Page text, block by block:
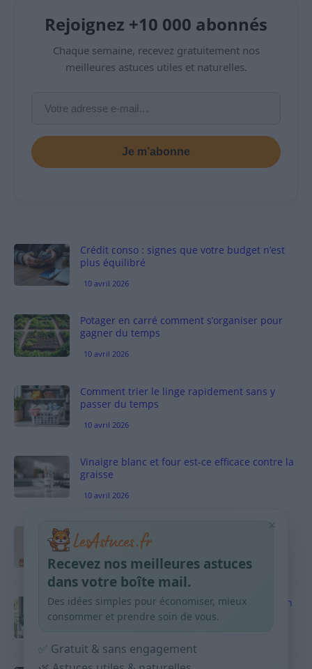
Rejoignez +10 000 abonnés
Chaque semaine, recevez gratuitement nos
meilleures astuces utiles et naturelles.
Je m’abonne
Crédit conso : signes que votre budget n’est
plus équilibré
10 avril 2026
Potager en carré comment s’organiser pour
gagner du temps
10 avril 2026
Comment trier le linge rapidement sans y
passer du temps
10 avril 2026
Vinaigre blanc et four est-ce efficace contre la
graisse
10 avril 2026
Taches pigmentaires : routine simple +
habitudes qui aident
9 avril 2026
Produits ménagers : comment économiser en
courses sans acheter 10 sprays
×
Recevez nos meilleures astuces
dans votre boîte mail.
Des idées simples pour économiser, mieux
consommer et prendre soin de vous.
✅ Gratuit & sans engagement